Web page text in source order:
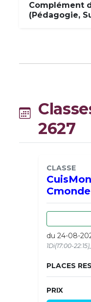
Complément
(Pédagogie,
2627
CLASSE
du 24-08-
1Di(17:00-
PLACES
PRIX